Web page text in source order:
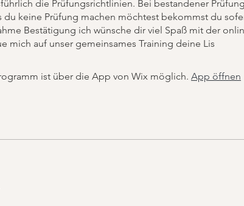
die Prüfungsrichtlinien. Bei bestandener Prüfung
du keine Prüfung machen möchtest bekommst du
Bestätigung ich wünsche dir viel Spaß mit der
mich auf unser gemeinsames Training deine Lis
ist über die App von Wix möglich. App öffnen